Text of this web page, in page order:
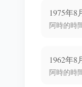
1975年
阿時的時
1962年
阿時的時